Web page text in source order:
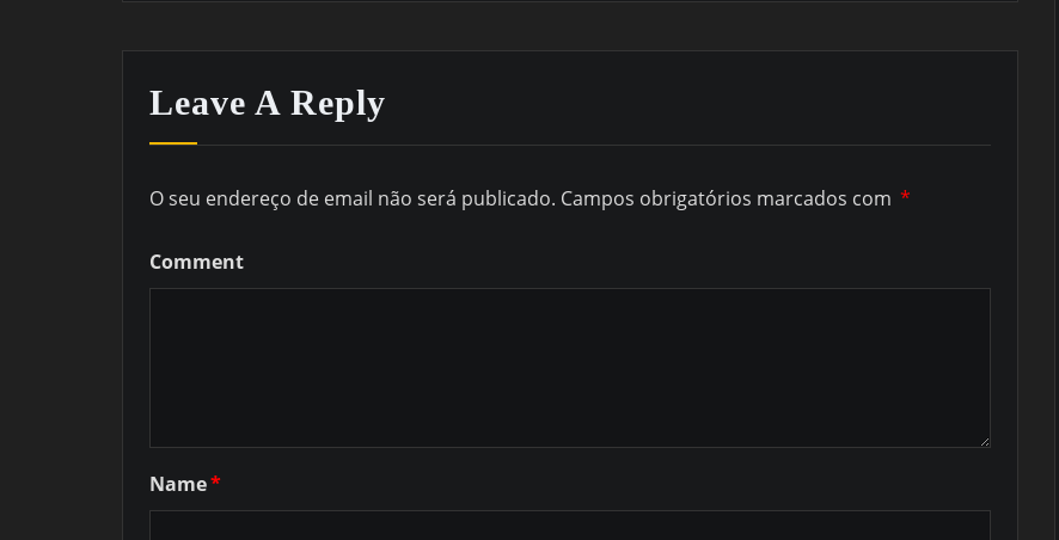
Leave A Reply
O seu endereço de email não será publicado. Campos obrigatórios marcados com *
Comment
Name*